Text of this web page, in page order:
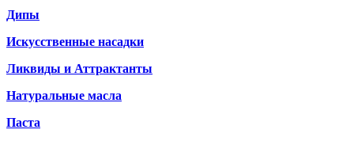
Дипы
Искусственные насадки
Ликвиды и Аттрактанты
Натуральные масла
Паста